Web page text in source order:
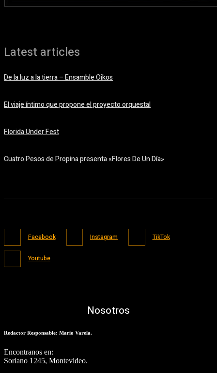
Latest articles
De la luz a la tierra – Ensamble Oikos
El viaje íntimo que propone el proyecto orquestal
Florida Under Fest
Cuatro Pesos de Propina presenta «Flores De Un Día»
Facebook Instagram TikTok
Youtube
Nosotros
Redactor Responsable: Mario Varela.
Encontranos en:
Soriano 1245, Montevideo.